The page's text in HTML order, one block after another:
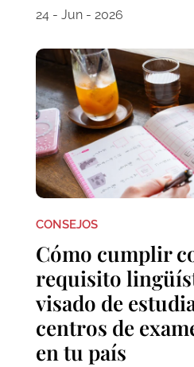
24 - Jun - 2026
CONSEJOS
Cómo cumplir
requisito
visado de
centros de
en tu país